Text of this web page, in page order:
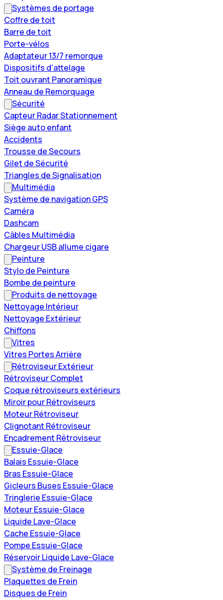
Systèmes de portage
Coffre de toit
Barre de toit
Porte-vélos
Adaptateur 13/7 remorque
Dispositifs d'attelage
Toit ouvrant Panoramique
Anneau de Remorquage
Sécurité
Capteur Radar Stationnement
Siège auto enfant
Accidents
Trousse de Secours
Gilet de Sécurité
Triangles de Signalisation
Multimédia
Système de navigation GPS
Caméra
Dashcam
Câbles Multimédia
Chargeur USB allume cigare
Peinture
Stylo de Peinture
Bombe de peinture
Produits de nettoyage
Nettoyage Intérieur
Nettoyage Extérieur
Chiffons
Vitres
Vitres Portes Arrière
Rétroviseur Extérieur
Rétroviseur Complet
Coque rétroviseurs extérieurs
Miroir pour Rétroviseurs
Moteur Rétroviseur
Clignotant Rétroviseur
Encadrement Rétroviseur
Essuie-Glace
Balais Essuie-Glace
Bras Essuie-Glace
Gicleurs Buses Essuie-Glace
Tringlerie Essuie-Glace
Moteur Essuie-Glace
Liquide Lave-Glace
Cache Essuie-Glace
Pompe Essuie-Glace
Réservoir Liquide Lave-Glace
Système de Freinage
Plaquettes de Frein
Disques de Frein